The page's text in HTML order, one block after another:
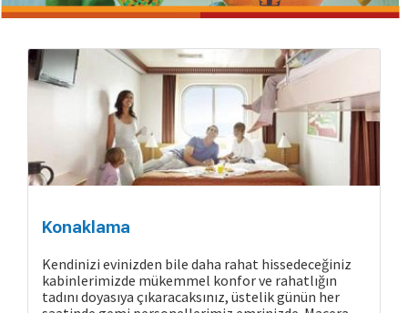
Konaklama
Kendinizi evinizden bile daha rahat hissedeceğiniz
kabinlerimizde mükemmel konfor ve rahatlığın
tadını doyasıya çıkaracaksınız, üstelik günün her